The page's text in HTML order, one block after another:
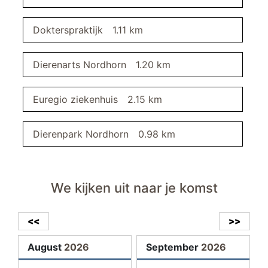
slaapkamer I
buitenruimte
oplaadmoglijkheid voor e-fietsen
overdekte fietsenstalling
tuin/gazon
gratis parkeerplaats
omheind terrein
eetkamer
televisie
Dokterspraktijk 1.11 km
Dierenarts Nordhorn 1.20 km
Euregio ziekenhuis 2.15 km
Dierenpark Nordhorn 0.98 km
We kijken uit naar je komst
>>
<<
August 2026 September 2026